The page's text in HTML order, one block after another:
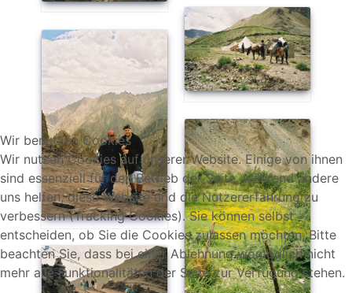
Wir benutzen Cookies
Wir nutzen Cookies auf unserer Website. Einige von ihnen
sind essenziell für den Betrieb der Seite, während andere
uns helfen, diese Website und die Nutzererfahrung zu
verbessern (Tracking Cookies). Sie können selbst
entscheiden, ob Sie die Cookies zulassen möchten. Bitte
beachten Sie, dass bei einer Ablehnung womöglich nicht
mehr alle Funktionalitäten der Seite zur Verfügung stehen.